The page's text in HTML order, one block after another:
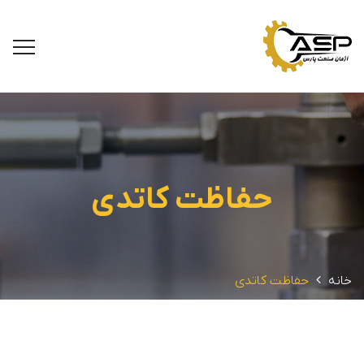
حفاظت کاتدی
خانه حفاظت کاتدی